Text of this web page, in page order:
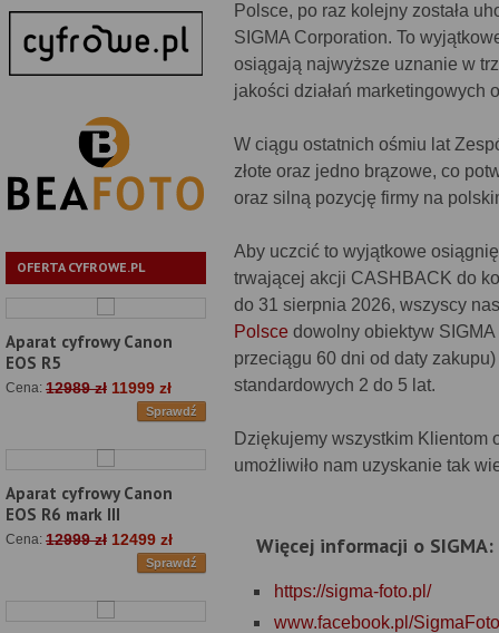
OFERTA CYFROWE.PL
Aparat cyfrowy Canon
EOS R5
Cena: 12989 zł 11999 zł
Sprawdź
Aparat cyfrowy Canon
EOS R6 mark III
Cena: 12999 zł 12499 zł
Sprawdź
Polsce, po raz kolejny została
SIGMA Corporation. To
osiągają najwyższe uznanie w
jakości działań marketingowych
W ciągu ostatnich ośmiu lat
złote oraz jedno brązowe, co
oraz silną pozycję firmy na
Aby uczcić to wyjątkowe
trwającej akcji CASHBACK do
do 31 sierpnia 2026, wszyscy
Polsce dowolny obiektyw
przeciągu 60 dni od daty
standardowych 2 do 5 lat.
Dziękujemy wszystkim Klientom
umożliwiło nam uzyskanie tak
Więcej informacji o SIGMA:
https://sigma-foto.pl/
www.facebook.pl/